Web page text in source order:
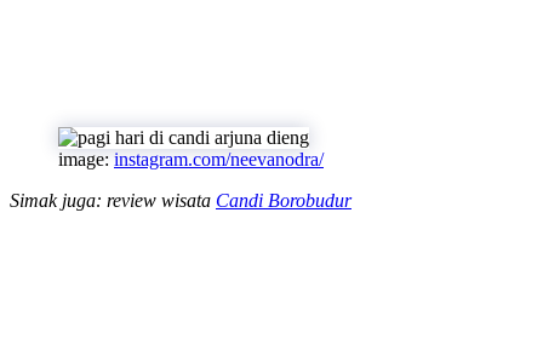
image: instagram.com/neevanodra/
Simak juga: review wisata Candi Borobudur